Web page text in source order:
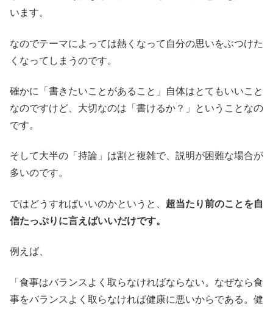
います。
なのでテーマによっては熱くなって自分の思いをぶつけた
くなってしまうのです。
確かに「書きたいことがあること」自体はとてもいいこと
なのですけど、大切なのは「書けるか？」ということなの
です。
そして大半の「持論」は割と複雑で、説明が困難な場合が
多いのです。
ではどうすればいいのかというと、 超当たり前のことを自
信たっぷりに言えばいいだけです。
例えば、
「食事はバランスよく取らなければならない。なぜなら食
事をバランスよく取らなければ健康に悪いからである。健